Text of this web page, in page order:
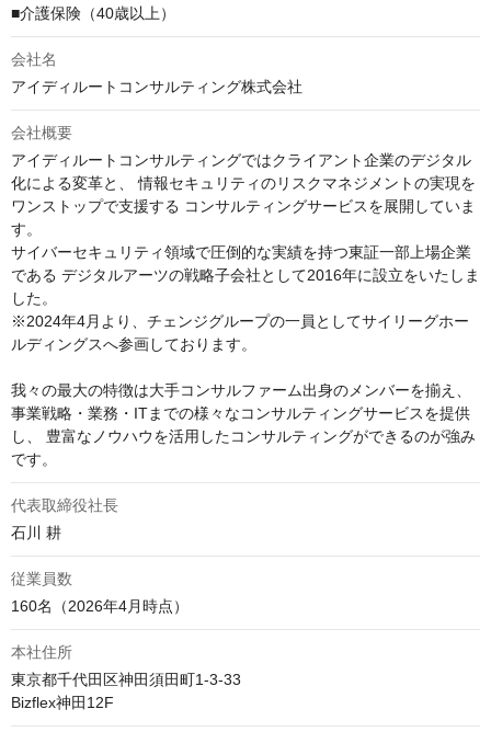
■介護保険（40歳以上）
会社名
アイディルートコンサルティング株式会社
会社概要
アイディルートコンサルティングではクライアント企業のデジタル
化による変革と、 情報セキュリティのリスクマネジメントの実現を
ワンストップで支援する コンサルティングサービスを展開していま
す。
サイバーセキュリティ領域で圧倒的な実績を持つ東証一部上場企業
である デジタルアーツの戦略子会社として2016年に設立をいたしま
した。
※2024年4月より、チェンジグループの一員としてサイリーグホー
ルディングスへ参画しております。
我々の最大の特徴は大手コンサルファーム出身のメンバーを揃え、
事業戦略・業務・ITまでの様々なコンサルティングサービスを提供
し、 豊富なノウハウを活用したコンサルティングができるのが強み
です。
代表取締役社長
石川 耕
従業員数
160名（2026年4月時点）
本社住所
東京都千代田区神田須田町1-3-33
Bizflex神田12F